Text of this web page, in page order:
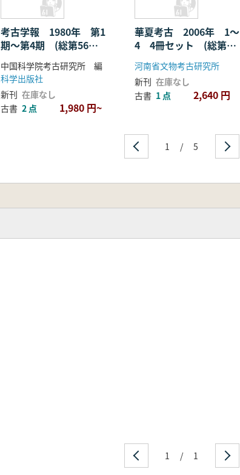
考古学報 1980年 第1
期〜第4期 (総第56〜
59冊) 4冊セット
中国科学院考古研究所 編
科学出版社
新刊 在庫なし
古書 2 点 1,980 円~
華夏考古 2006年 1〜
4 4冊セット (総第
75〜78期)
河南省文物考古研究所
新刊 在庫なし
古書 1 点 2,640 円
1 / 5
1 / 1